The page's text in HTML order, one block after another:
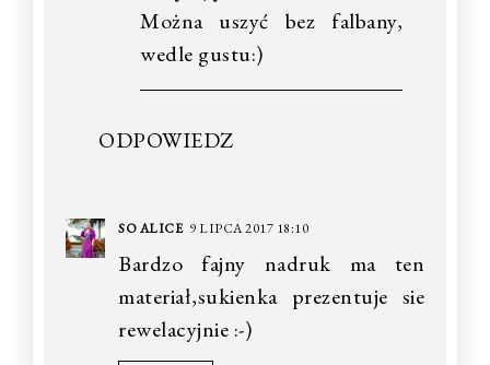
Można uszyć bez falbany,
wedle gustu:)
ODPOWIEDZ
SO ALICE 9 LIPCA 2017 18:10
Bardzo fajny nadruk ma ten
materiał,sukienka prezentuje sie
rewelacyjnie :-)